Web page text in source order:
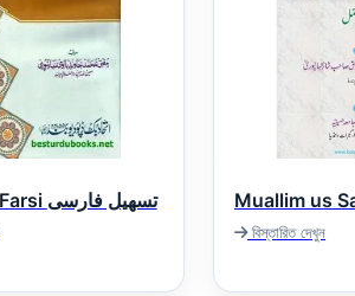
Tasheel e Farsi تسھیل فارسی
বিস্তারিত দেখুন